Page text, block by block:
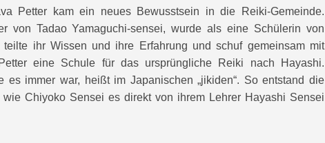
Petter kam ein neues Bewusstsein in die Reiki-Gemeinde.
von Tadao Yamaguchi-sensei, wurde als eine Schülerin von
ihr Wissen und ihre Erfahrung und schuf gemeinsam mit
eine Schule für das ursprüngliche Reiki nach Hayashi.
es immer war, heißt im Japanischen „jikiden“. So entstand die
Chiyoko Sensei es direkt von ihrem Lehrer Hayashi Sensei